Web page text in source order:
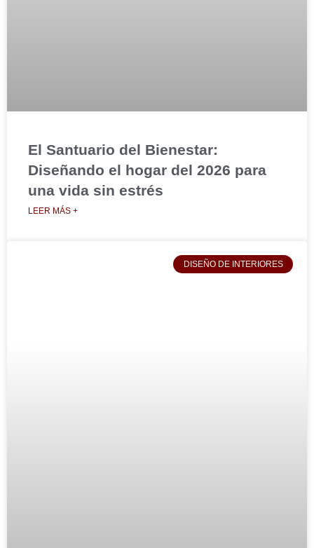
El Santuario del Bienestar:
Diseñando el hogar del 2026 para
una vida sin estrés
LEER MÁS +
DISEÑO DE INTERIORES